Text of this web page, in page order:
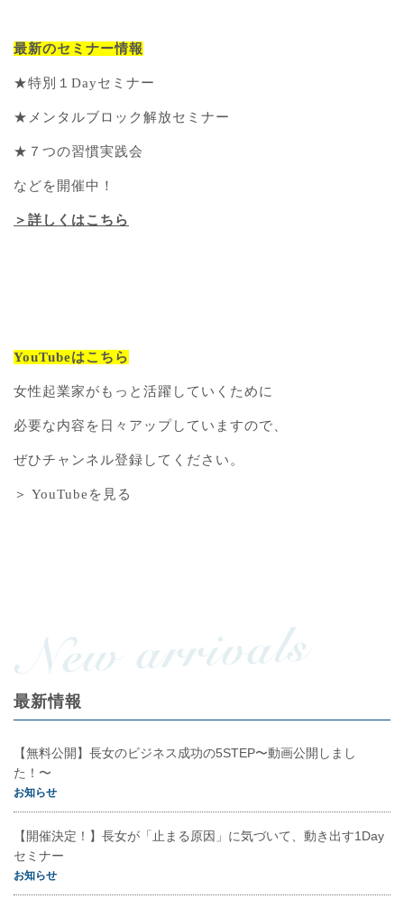
最新のセミナー情報
★特別１Dayセミナー
★メンタルブロック解放セミナー
★７つの習慣実践会
などを開催中！
＞詳しくはこちら
YouTubeはこちら
女性起業家がもっと活躍していくために
必要な内容を日々アップしていますので、
ぜひチャンネル登録してください。
＞ YouTubeを見る
最新情報
【無料公開】長女のビジネス成功の5STEP〜動画公開しまし
た！〜
お知らせ
【開催決定！】長女が「止まる原因」に気づいて、動き出す1Day
セミナー
お知らせ